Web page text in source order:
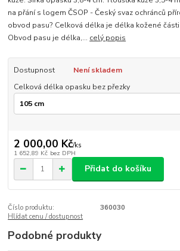
na přání s logem ČSOP - Český svaz ochránců
obvod pasu? Celková délka je délka kožené
Obvod pasu je délka,... celý popis
Dostupnost
Není skladem
Celková délka opasku bez přezky
2 000,00 Kč/ks
1 652,89 Kč bez DPH
Přidat do košíku
Číslo produktu:
360030
Hlídat cenu / dostupnost
Podobné produkty